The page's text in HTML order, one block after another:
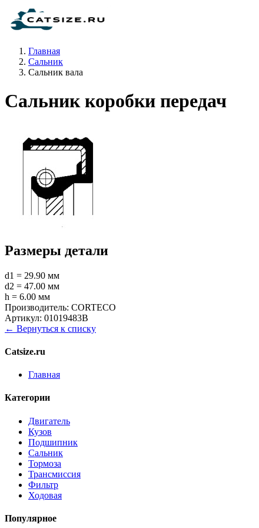
Главная
Сальник
Сальник вала
Сальник коробки передач
Размеры детали
d1 = 29.90 мм
d2 = 47.00 мм
h = 6.00 мм
Производитель: CORTECO
Артикул: 01019483B
← Вернуться к списку
Catsize.ru
Главная
Категории
Двигатель
Кузов
Подшипник
Сальник
Тормоза
Трансмиссия
Фильтр
Ходовая
Популярное